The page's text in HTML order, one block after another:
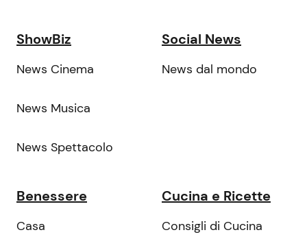
ShowBiz
News Cinema
News Musica
News Spettacolo
Social News
News dal mondo
Benessere
Casa
Cucina e Ricette
Consigli di Cucina